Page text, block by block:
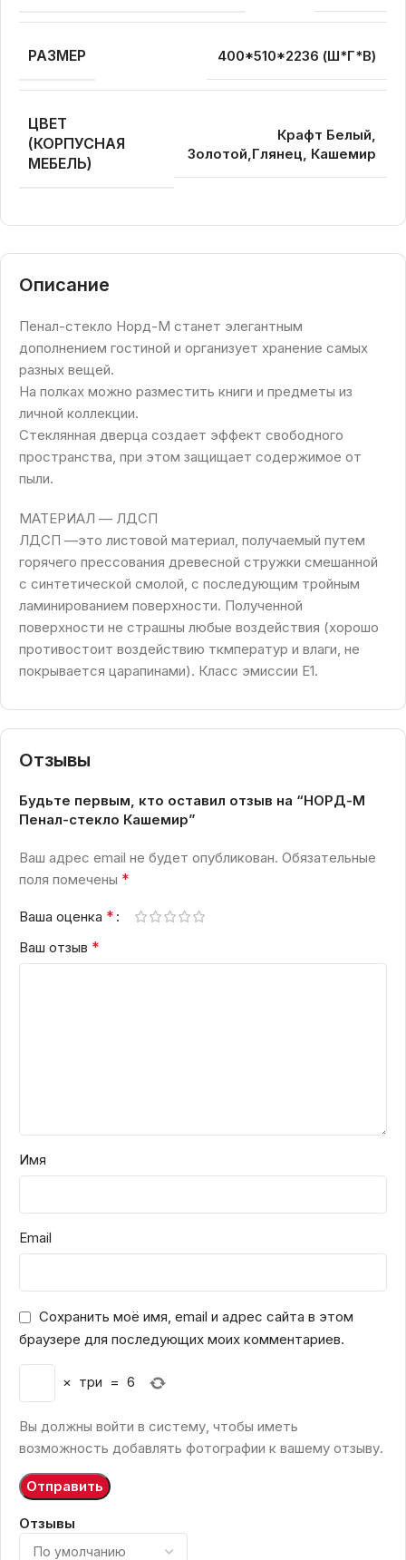
Описание
Пенал-стекло Норд-М станет элегантным
дополнением гостиной и организует хранение самых
разных вещей.
На полках можно разместить книги и предметы из
личной коллекции.
Стеклянная дверца создает эффект свободного
пространства, при этом защищает содержимое от
пыли.
МАТЕРИАЛ — ЛДСП
ЛДСП —это листовой материал, получаемый путем
горячего прессования древесной стружки смешанной
с синтетической смолой, с последующим тройным
ламинированием поверхности. Полученной
поверхности не страшны любые воздействия (хорошо
противостоит воздействию ткмператур и влаги, не
покрывается царапинами). Класс эмиссии Е1.
РАЗМЕР 400*510*2236 (Ш*Г*В)
ЦВЕТ
(КОРПУСНАЯ
МЕБЕЛЬ)
Крафт Белый,
Золотой,Глянец, Кашемир
Отзывы
Отзывы
Будьте первым, кто оставил отзыв на “НОРД-М
Пенал-стекло Кашемир”
Ваш адрес email не будет опубликован. Обязательные
поля помечены *
Ваша оценка *
Ваш отзыв *
Имя
Email
Сохранить моё имя, email и адрес сайта в этом
браузере для последующих моих комментариев.
× три = 6
Вы должны войти в систему, чтобы иметь
возможность добавлять фотографии к вашему отзыву.